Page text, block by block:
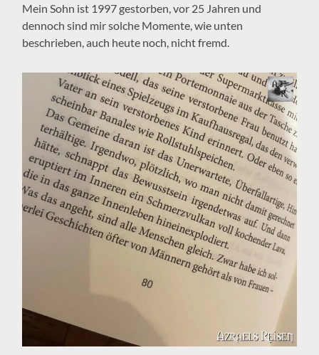
Mein Sohn ist 1997 gestorben, vor 25 Jahren und
dennoch sind mir solche Momente, wie unten
beschrieben, auch heute noch, nicht fremd.